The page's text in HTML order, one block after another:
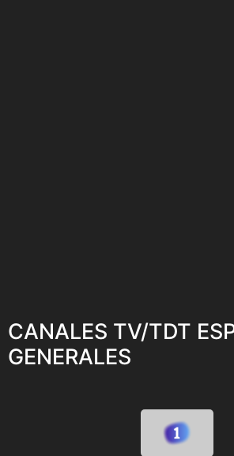
CANALES TV/TDT
GENERALES